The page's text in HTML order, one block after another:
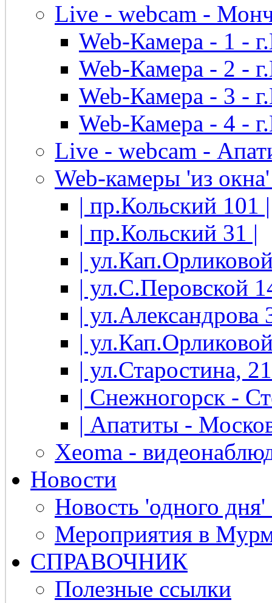
Live - webcam -
Web-Камера - 1 -
Web-Камера - 2 -
Web-Камера - 3 -
Web-Камера - 4 -
Live - webcam -
Web-камеры 'из
| пр.Кольский 101 |
| пр.Кольский 31 |
|
| ул.С.Перовской
| ул.Александрова
|
| ул.Старостина,
| Снежногорск -
| Апатиты -
Xeoma -
Новости
Новость 'одного
Мероприятия в
СПРАВОЧНИК
Полезные ссылки